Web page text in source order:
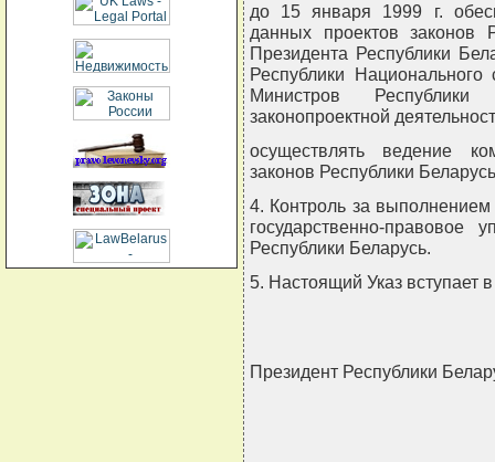
до 15 января 1999 г.
данных проектов законов
Президента Республики
Республики
Министров
законопроектной
осуществлять ведение
законов Республики
4. Контроль за выполнением
государственно-правовое
Республики Беларусь.
5. Настоящий Указ вступает
Президент Республики